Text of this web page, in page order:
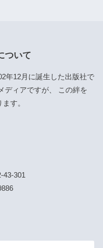
ついて
年12月に誕生した出版社で
ディアですが、 この絆を
す。
301